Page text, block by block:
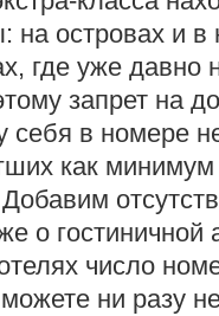
на островах и
где уже давно
запрет на
себя в номере
как минимум
о
число
ни разу